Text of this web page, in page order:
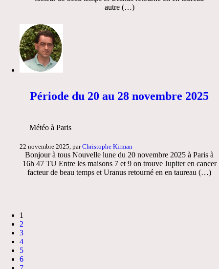
autre (…)
Période du 20 au 28 novembre 2025
Météo à Paris
22 novembre 2025, parChristophe Kirman
Bonjour à tous Nouvelle lune du 20 novembre 2025 à Paris à
16h 47 TU Entre les maisons 7 et 9 on trouve Jupiter en cancer
facteur de beau temps et Uranus retourné en en taureau (…)
1
2
3
4
5
6